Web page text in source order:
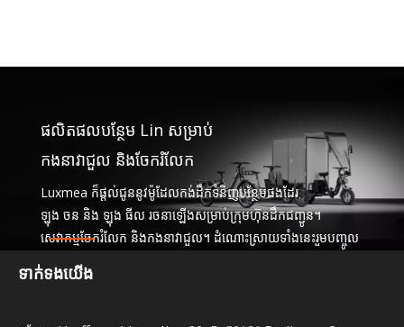
ផលិតផលបន្ថែម Lin សម្រាប់
កងនាវាជួល និងចែករំលែក
Luxmea ក៏ផ្តល់ជូននូវម៉ូដែលកង់ដឹកទំនិញបន្ថែមផងដែរ
ឡុង ចន និង ឡុង ធីល រចនាឡើងសម្រាប់ក្រុមហ៊ុនដឹកជញ្ជូន។
សេវាកម្មចែករំលែក និងកងនាវាជួល។ ដំណោះស្រាយទាំងនេះរួមបញ្ចូល
គ្នានូវមុខងារ
ជាមួយនឹងភាពបត់បែនសម្រាប់អាជីវកម្ម ពង្រីកការចល័តប្រកបដោយ
ទាក់ទង​យើង